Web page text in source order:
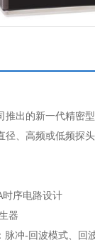
推出的新一代精密
径、高频或低频探
序电路设计
器
冲-回波模式、回